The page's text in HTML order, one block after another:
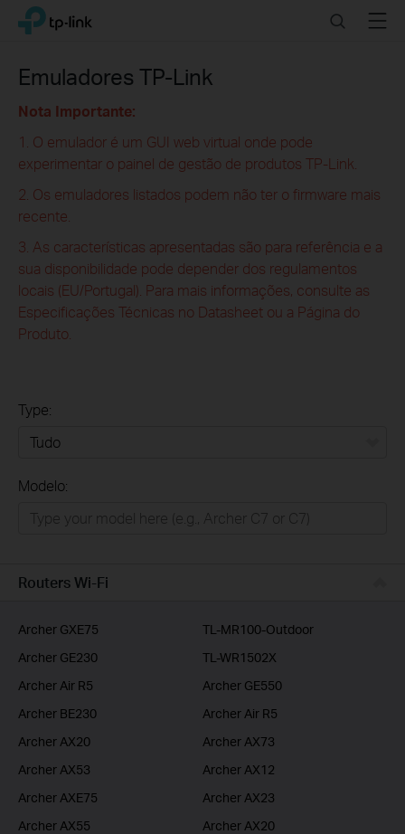
Click
navigation
TP-Link, Reliably Smart SearchMenu
Emuladores TP-Link
Nota Importante:
1. O emulador é um GUI web virtual onde pode
experimentar o painel de gestão de produtos TP-Link.
2. Os emuladores listados podem não ter o firmware mais
recente.
3. As características apresentadas são para referência e a
sua disponibilidade pode depender dos regulamentos
locais (EU/Portugal). Para mais informações, consulte as
Especificações Técnicas no Datasheet ou a Página do
Produto.
Type:
Empresas
Modelo:
Routers Wi-Fi
Archer GXE75
TL-MR100-Outdoor
Archer GE230
TL-WR1502X
Archer Air R5
Archer GE550
Archer BE230
Archer Air R5
Archer AX20
Archer AX73
Archer AX53
Archer AX12
Archer AXE75
Archer AX23
Archer AX55
Archer AX20